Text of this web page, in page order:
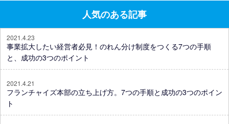
人気のある記事
2021.4.23
事業拡大したい経営者必見！のれん分け制度をつくる7つの手順
と、成功の3つのポイント
2021.4.21
フランチャイズ本部の立ち上げ方。7つの手順と成功の3つのポイン
ト